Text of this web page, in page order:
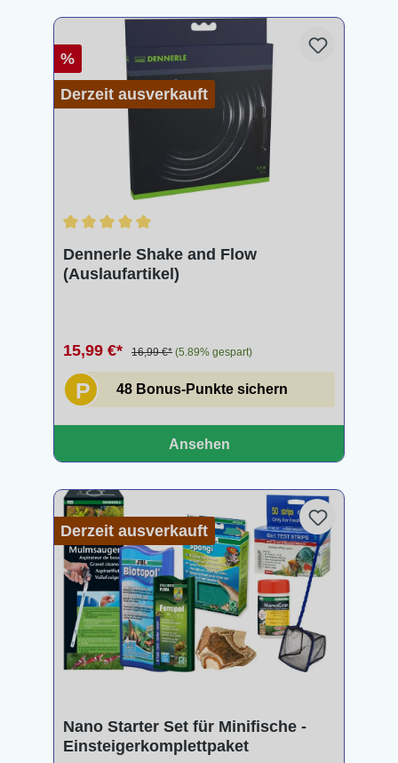
%
Derzeit ausverkauft
Dennerle Shake and Flow
(Auslaufartikel)
15,99 €* 16,99 €* (5.89% gespart)
P 48 Bonus-Punkte sichern
Ansehen
Derzeit ausverkauft
Nano Starter Set für Minifische -
Einsteigerkomplettpaket